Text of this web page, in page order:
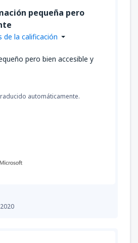
pequeña pero
de la calificación
pero bien accesible y
automáticamente.